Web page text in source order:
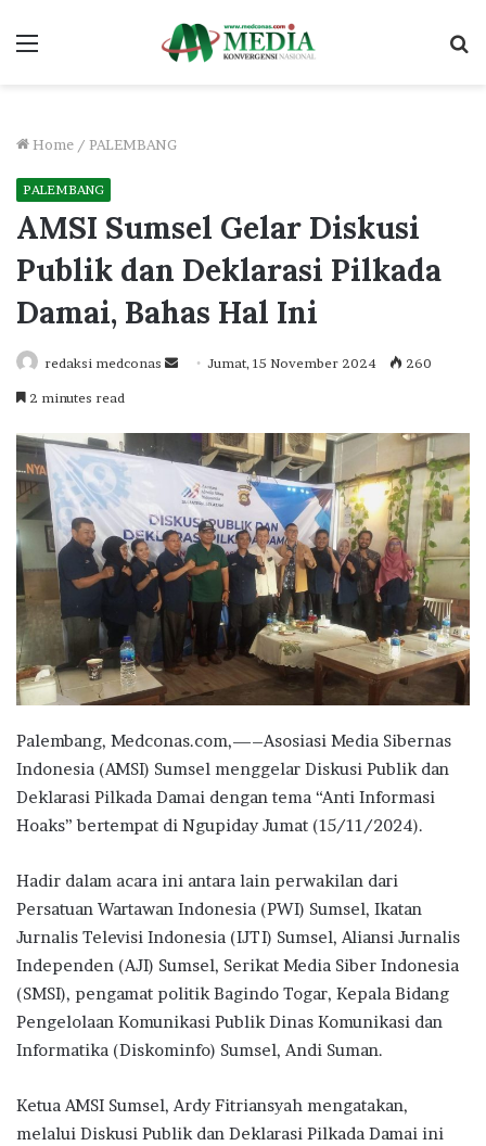
Menu
Home / PALEMBANG
PALEMBANG
AMSI Sumsel Gelar Diskusi
Publik dan Deklarasi Pilkada
Damai, Bahas Hal Ini
redaksi medconas
Send Jumat, 15 November 2024 260
2 minutes read
Palembang, Medconas.com,—–Asosiasi Media Sibernas
Indonesia (AMSI) Sumsel menggelar Diskusi Publik dan
Deklarasi Pilkada Damai dengan tema “Anti Informasi
Hoaks” bertempat di Ngupiday Jumat (15/11/2024).
Hadir dalam acara ini antara lain perwakilan dari
Persatuan Wartawan Indonesia (PWI) Sumsel, Ikatan
Jurnalis Televisi Indonesia (IJTI) Sumsel, Aliansi Jurnalis
Independen (AJI) Sumsel, Serikat Media Siber Indonesia
(SMSI), pengamat politik Bagindo Togar, Kepala Bidang
Pengelolaan Komunikasi Publik Dinas Komunikasi dan
Informatika (Diskominfo) Sumsel, Andi Suman.
Ketua AMSI Sumsel, Ardy Fitriansyah mengatakan,
melalui Diskusi Publik dan Deklarasi Pilkada Damai ini